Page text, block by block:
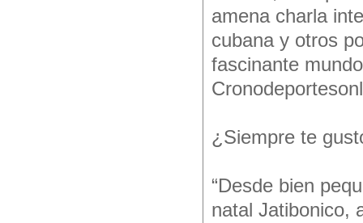
amena charla
cubana y otros
fascinante
¿Siempre te
“Desde bien
natal Jatibonico,